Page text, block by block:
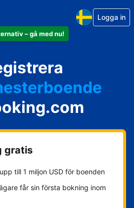
– gå med nu!
Logga in
hotell
gratis
till 1 miljon USD för boenden
får sin första bokning inom